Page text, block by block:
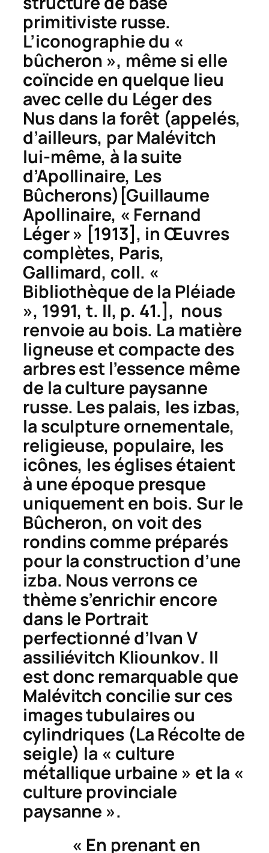
primitiviste russe.
L’iconographie du «
bûcheron », même si elle
coïncide en quelque lieu
avec celle du Léger des
Nus dans la forêt (appelés,
d’ailleurs, par Malévitch
lui-même, à la suite
d’Apollinaire, Les
Bûcherons) [Guillaume
Apollinaire, « Fernand
Léger » [1913], inŒuvres
complètes, Paris,
Gallimard, coll. «
Bibliothèque de la Pléiade
», 1991, t. II, p. 41.] , nous
renvoie au bois. La matière
ligneuse et compacte des
arbres est l’essence même
de la culture paysanne
russe. Les palais, les izbas,
la sculpture ornementale,
religieuse, populaire, les
icônes, les églises étaient
à une époque presque
uniquement en bois. Sur le
Bûcheron, on voit des
rondins comme préparés
pour la construction d’une
izba. Nous verrons ce
thème s’enrichir encore
dans le Portrait
perfectionné d’Ivan V
assiliévitch Kliounkov. Il
est donc remarquable que
Malévitch concilie sur ces
images tubulaires ou
cylindriques (La Récolte de
seigle) la « culture
métallique urbaine » et la «
culture provinciale
paysanne ».
« En prenant en